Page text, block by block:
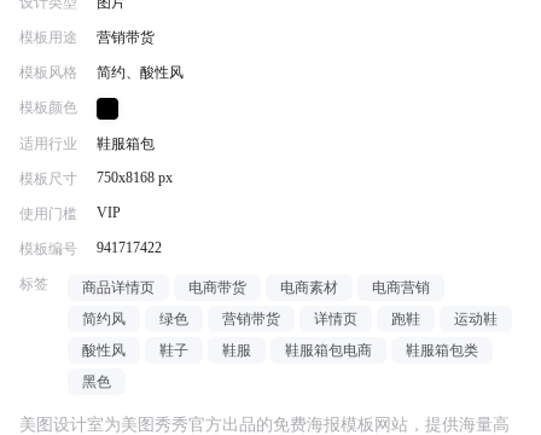
模板用途 营销带货
模板风格 简约、酸性风
模板颜色
适用行业 鞋服箱包
模板尺寸 750x8168 px
使用门槛 VIP
模板编号 941717422
标签 商品详情页 电商带货 电商素材
电商营销
简约风
绿色 营销带货 详情页 跑鞋
运动鞋
酸性风
鞋子 鞋服 鞋服箱包电商
鞋服箱包类
黑色
美图设计室为美图秀秀官方出品的免费海报模板网站，提供海量高